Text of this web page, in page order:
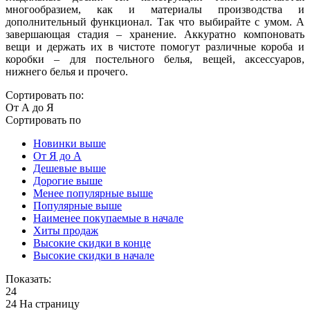
многообразием, как и материалы производства и
дополнительный функционал. Так что выбирайте с умом. А
завершающая стадия – хранение. Аккуратно компоновать
вещи и держать их в чистоте помогут различные короба и
коробки – для постельного белья, вещей, аксессуаров,
нижнего белья и прочего.
Сортировать по:
От А до Я
Сортировать по
Новинки выше
От Я до А
Дешевые выше
Дорогие выше
Менее популярные выше
Популярные выше
Наименее покупаемые в начале
Хиты продаж
Высокие скидки в конце
Высокие скидки в начале
Показать:
24
24 На страницу